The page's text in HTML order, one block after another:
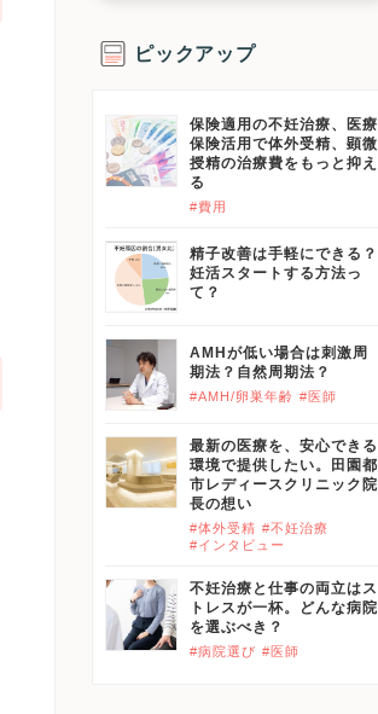
ピックアップ
保険適用の不妊治療、医療
保険活用で体外受精、顕微
授精の治療費をもっと抑え
る
#費用
精子改善は手軽にできる？
妊活スタートする方法っ
て？
AMHが低い場合は刺激周
期法？自然周期法？
#AMH/卵巣年齢 #医師
最新の医療を、安心できる
環境で提供したい。田園都
市レディースクリニック院
長の想い
#体外受精 #不妊治療
#インタビュー
不妊治療と仕事の両立はス
トレスが一杯。どんな病院
を選ぶべき？
#病院選び #医師